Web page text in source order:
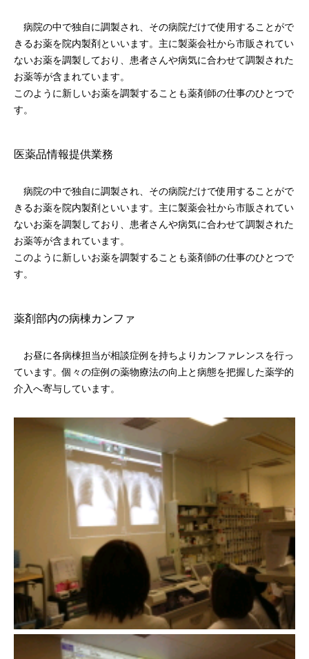
病院の中で独自に調製され、その病院だけで使用することがで
きるお薬を院内製剤といいます。主に製薬会社から市販されてい
ないお薬を調製しており、患者さんや病気に合わせて調製された
お薬等が含まれています。
このように新しいお薬を調製することも薬剤師の仕事のひとつで
す。
医薬品情報提供業務
病院の中で独自に調製され、その病院だけで使用することがで
きるお薬を院内製剤といいます。主に製薬会社から市販されてい
ないお薬を調製しており、患者さんや病気に合わせて調製された
お薬等が含まれています。
このように新しいお薬を調製することも薬剤師の仕事のひとつで
す。
薬剤部内の病棟カンファ
お昼に各病棟担当が相談症例を持ちよりカンファレンスを行っ
ています。個々の症例の薬物療法の向上と病態を把握した薬学的
介入へ寄与しています。